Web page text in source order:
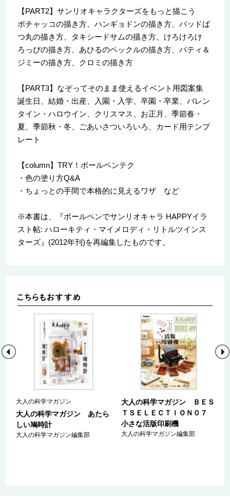
【PART2】サンリオキャラクターズをもっと描こう
ポチャッコの描き方、ハンギョドンの描き方、バッドば
つ丸の描き方、タキシードサムの描き方、けろけろけ
ろっぴの描き方、あひるのペックルの描き方、パティ＆
ジミーの描き方、クロミの描き方
【PART3】なぞってそのまま使えるイベント用図案集
誕生日、結婚・出産、入園・入学、卒園・卒業、バレン
タイン・ハロウイン、クリスマス、お正月、季節春・
夏、季節秋・冬、ごあいさついろいろ、カード用テンプ
レート
【column】TRY！ボールペンテク
・色の塗り方Q&A
・ちょっとの手間で本格的に見えるワザ など
※本書は、『ボールペンでサンリオキャラ HAPPYイラ
スト帖: ハローキティ・マイメロディ・リトルツインス
ターズ』(2012年刊)を再編集したものです。
大人の科学マガジン
大人の科学マガジン あたら
しい鳩時計
大人の科学マガジン編集部
大人の科学マガジン ＢＥＳ
ＴＳＥＬＥＣＴＩＯＮ０７
小さな活版印刷機
大人の科学マガジン編集部